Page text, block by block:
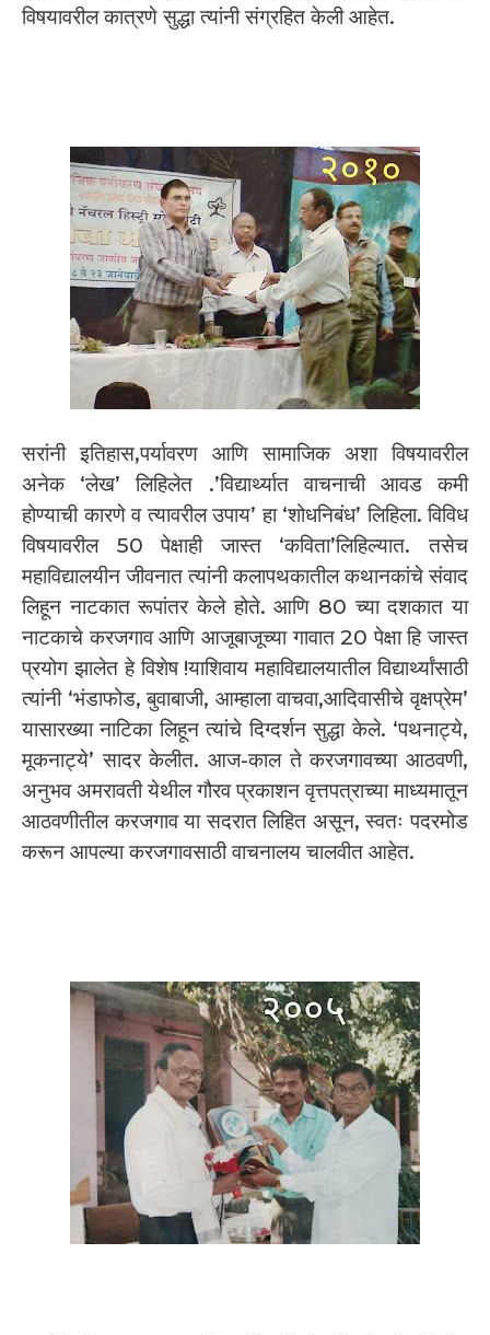
विषयावरील कात्रणे सुद्धा त्यांनी संग्रहित केली आहेत.
सरांनी इतिहास,पर्यावरण आणि सामाजिक अशा विषयावरील
अनेक ‘लेख’ लिहिलेत .’विद्यार्थ्यात वाचनाची आवड कमी
होण्याची कारणे व त्यावरील उपाय’ हा ‘शोधनिबंध’ लिहिला. विविध
विषयावरील 50 पेक्षाही जास्त ‘कविता’लिहिल्यात. तसेच
महाविद्यालयीन जीवनात त्यांनी कलापथकातील कथानकांचे संवाद
लिहून नाटकात रूपांतर केले होते. आणि 80 च्या दशकात या
नाटकाचे करजगाव आणि आजूबाजूच्या गावात 20 पेक्षा हि जास्त
प्रयोग झालेत हे विशेष !याशिवाय महाविद्यालयातील विद्यार्थ्यांसाठी
त्यांनी ‘भंडाफोड, बुवाबाजी, आम्हाला वाचवा,आदिवासीचे वृक्षप्रेम’
यासारख्या नाटिका लिहून त्यांचे दिग्दर्शन सुद्धा केले. ‘पथनाट्ये,
मूकनाट्ये’ सादर केलीत. आज-काल ते करजगावच्या आठवणी,
अनुभव अमरावती येथील गौरव प्रकाशन वृत्तपत्राच्या माध्यमातून
आठवणीतील करजगाव या सदरात लिहित असून, स्वतः पदरमोड
करून आपल्या करजगावसाठी वाचनालय चालवीत आहेत.